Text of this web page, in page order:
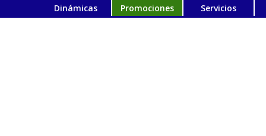
Dinámicas Promociones Servicios